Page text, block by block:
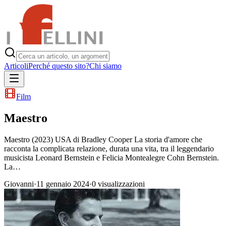
ArticoliPerché questo sito?Chi siamo
Film
Maestro
Maestro (2023) USA di Bradley Cooper La storia d'amore che
racconta la complicata relazione, durata una vita, tra il leggendario
musicista Leonard Bernstein e Felicia Montealegre Cohn Bernstein.
La…
Giovanni·11 gennaio 2024·0 visualizzazioni